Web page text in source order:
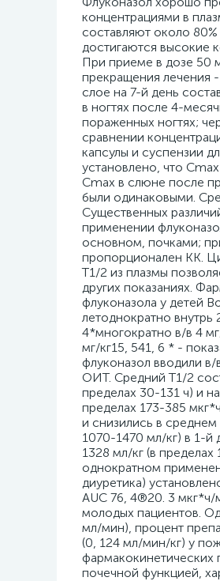
концентрациями в
составляют около
достигаются высокие
При приеме в дозе 50
прекращения лечения
слое на 7-й день
в ногтях после 4-
пораженных ногтях;
сравнении
капсулы и суспензии
установлено, что
Cmax в слюне после
были одинаковыми.
Существенных
применении
основном, почками;
пропорционален КК.
T1/2 из плазмы
других показаниях.
флуконазола у детей
летоднократно внутрь
4*многократно в/в 4
мг/кг15, 541, 6 * -
флуконазол вводили
ОИТ. Средний T1/2
пределах 30-131 ч) и
пределах 173-385
и снизились в
1070-1470 мл/кг) в 1-й
1328 мл/кг (в
однократном
диуретика)
AUC 76, 4®20. 3 мкг*ч/
молодых пациентов.
мл/мин), процент
(0, 124 мл/мин/кг) у
почечной функцией,